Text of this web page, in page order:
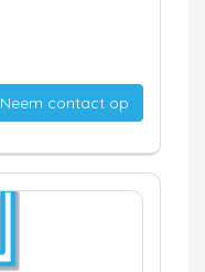
Neem contact op